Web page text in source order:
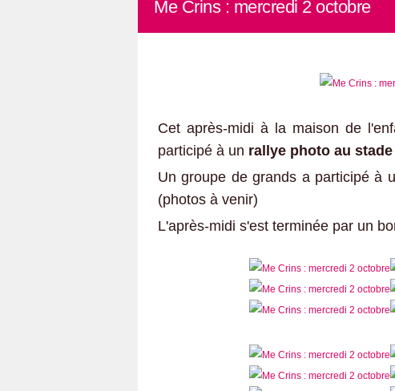
Me Crins : mercredi 2 octobre
Cet après-midi à la maison de
participé à un rallye photo au
Un groupe de grands a participé à
(photos à venir)
L'après-midi s'est terminée par un